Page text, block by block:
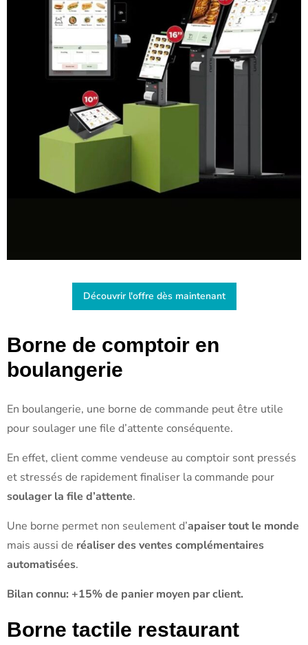
Découvrir l'offre dès maintenant
Borne de comptoir en
boulangerie
En boulangerie, une borne de commande peut être utile
pour soulager une file d’attente conséquente.
En effet, client comme vendeuse au comptoir sont pressés
et stressés de rapidement finaliser la commande pour
soulager la file d’attente.
Une borne permet non seulement d’apaiser tout le monde
mais aussi de réaliser des ventes complémentaires
automatisées.
Bilan connu: +15% de panier moyen par client.
Borne tactile restaurant